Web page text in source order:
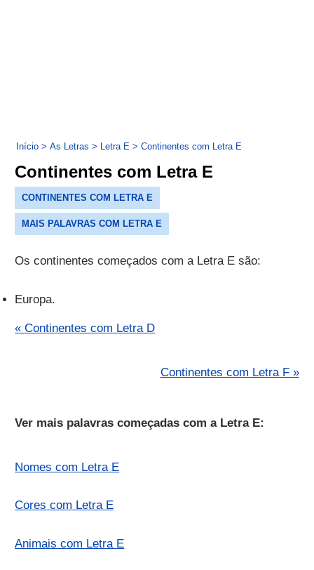
Início > As Letras > Letra E > Continentes com Letra E
Continentes com Letra E
CONTINENTES COM LETRA E
MAIS PALAVRAS COM LETRA E
Os continentes começados com a Letra E são:
Europa.
« Continentes com Letra D
Continentes com Letra F »
Ver mais palavras começadas com a Letra E:
Nomes com Letra E
Cores com Letra E
Animais com Letra E